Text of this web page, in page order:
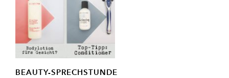
BEAUTY-SPRECHSTUNDE